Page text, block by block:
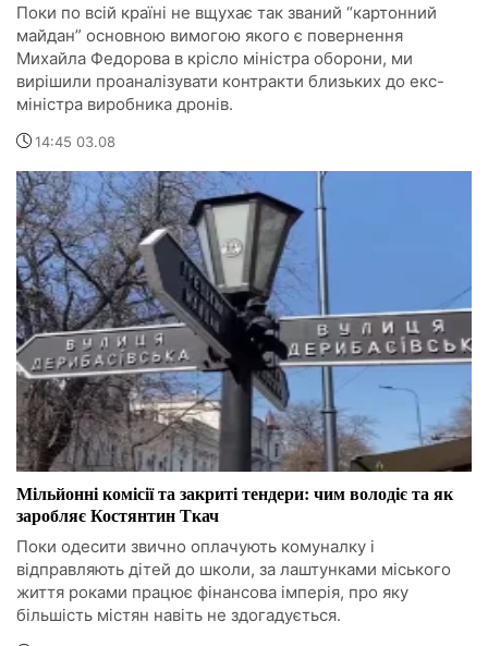
Поки по всій країні не вщухає так званий “картонний
майдан” основною вимогою якого є повернення
Михайла Федорова в крісло міністра оборони, ми
вирішили проаналізувати контракти близьких до екс-
міністра виробника дронів.
14:45 03.08
Мільйонні комісії та закриті тендери: чим володіє та як
заробляє Костянтин Ткач
Поки одесити звично оплачують комуналку і
відправляють дітей до школи, за лаштунками міського
життя роками працює фінансова імперія, про яку
більшість містян навіть не здогадується.